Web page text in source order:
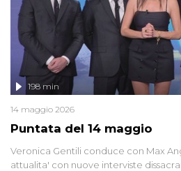
Puntata del 14 maggio
198 min
14 maggio 2026
Veronica Gentili conduce con Max
attualita' con nuove interviste